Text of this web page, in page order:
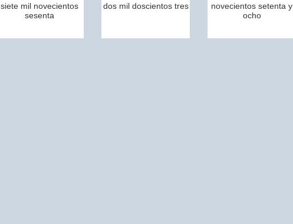
siete mil novecientos
sesenta
dos mil doscientos tres
novecientos setenta y
ocho